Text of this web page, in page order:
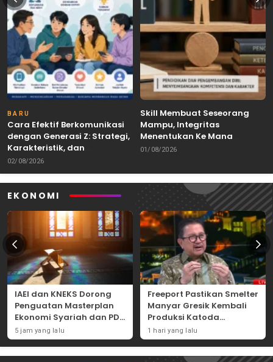
BARU
Cara Efektif Berkomunikasi
dengan Generasi Z: Strategi,
Karakteristik, dan
Tantangannya
02/08/2026
Skill Membuat Seseorang
Mampu, Integritas
Menentukan Ke Mana
Kemampuan Itu Dibawa
01/08/2026
EKONOMI
IAEI dan KNEKS Dorong
Penguatan Masterplan
Ekonomi Syariah dan PDB
Syariah Indonesia
5 jam yang lalu
Freeport Pastikan Smelter
Manyar Gresik Kembali
Produksi Katoda
Tembaga Mulai
September 2026
1 hari yang lalu